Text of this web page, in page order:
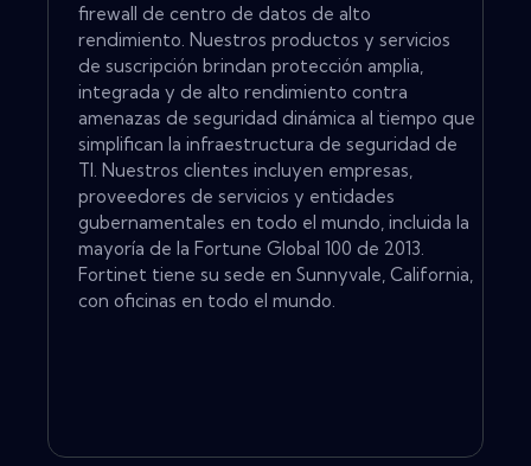
firewall de centro de datos de alto
rendimiento. Nuestros productos y servicios
de suscripción brindan protección amplia,
integrada y de alto rendimiento contra
amenazas de seguridad dinámica al tiempo que
simplifican la infraestructura de seguridad de
TI. Nuestros clientes incluyen empresas,
proveedores de servicios y entidades
gubernamentales en todo el mundo, incluida la
mayoría de la Fortune Global 100 de 2013.
Fortinet tiene su sede en Sunnyvale, California,
con oficinas en todo el mundo.